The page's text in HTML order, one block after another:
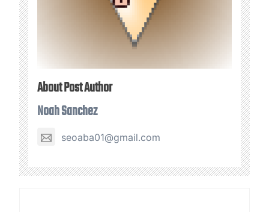
About Post Author
Noah Sanchez
seoaba01@gmail.com